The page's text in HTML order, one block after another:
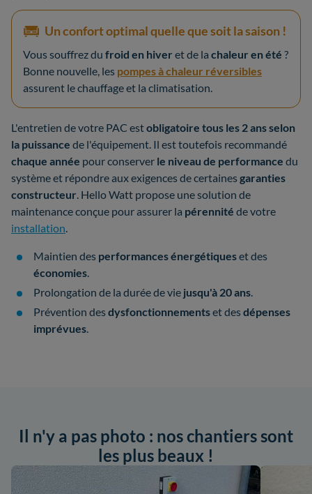
Un confort optimal quelle que soit la saison !
Vous souffrez du froid en hiver et de la chaleur en été ?
Bonne nouvelle, les pompes à chaleur réversibles
assurent le chauffage et la climatisation.
L'entretien de votre PAC estobligatoire tous les 2 ans selon
la puissance de l'équipement. Il est toutefois recommandé
chaque année pour conserver le niveau de performance du
système et répondre aux exigences de certainesgaranties
constructeur. Hello Watt propose une solution de
maintenance conçue pour assurer la pérennité de votre
installation.
Maintien des performances énergétiqueset des
économies.
Prolongation de la durée de vie jusqu'à 20 ans.
Prévention desdysfonctionnementset desdépenses
imprévues.
Il n'y a pas photo : nos chantiers sont
les plus beaux !